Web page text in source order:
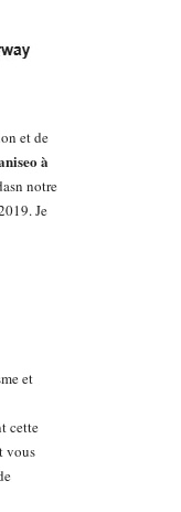
et de
à
notre
Je
et
cette
vous